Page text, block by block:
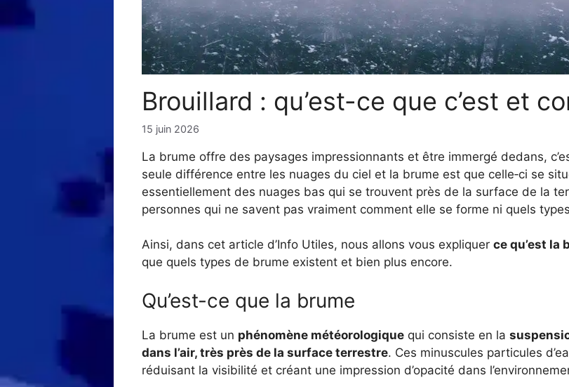
Brouillard : qu’est-ce que c’est et
15 juin 2026
La brume offre des paysages impressionnants et être immergé dedans,
seule différence entre les nuages du ciel et la brume est que celle‑ci se
essentiellement des nuages bas qui se trouvent près de la surface de la
personnes qui ne savent pas vraiment comment elle se forme ni quels
Ainsi, dans cet article d’Info Utiles, nous allons vous expliquer ce qu’est la
que quels types de brume existent et bien plus encore.
Qu’est-ce que la brume
La brume est un phénomène météorologique qui consiste en la
dans l’air, très près de la surface terrestre. Ces minuscules particules
réduisant la visibilité et créant une impression d’opacité dans